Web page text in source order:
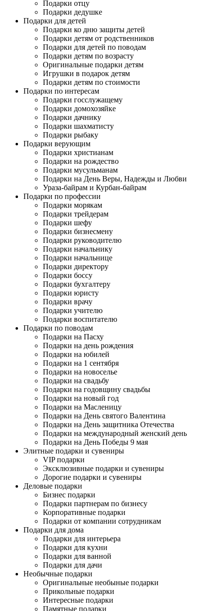
Подарки отцу
Подарки дедушке
Подарки для детей
Подарки ко дню защиты детей
Подарки детям от родственников
Подарки для детей по поводам
Подарки детям по возрасту
Оригинальные подарки детям
Игрушки в подарок детям
Подарки детям по стоимости
Подарки по интересам
Подарки госслужащему
Подарки домохозяйке
Подарки дачнику
Подарки шахматисту
Подарки рыбаку
Подарки верующим
Подарки христианам
Подарки на рождество
Подарки мусульманам
Подарки на День Веры, Надежды и Любви
Ураза-байрам и Курбан-байрам
Подарки по профессии
Подарки морякам
Подарки трейдерам
Подарки шефу
Подарки бизнесмену
Подарки руководителю
Подарки начальнику
Подарки начальнице
Подарки директору
Подарки боссу
Подарки бухгалтеру
Подарки юристу
Подарки врачу
Подарки учителю
Подарки воспитателю
Подарки по поводам
Подарки на Пасху
Подарки на день рождения
Подарки на юбилей
Подарки на 1 сентября
Подарки на новоселье
Подарки на свадьбу
Подарки на годовщину свадьбы
Подарки на новый год
Подарки на Масленицу
Подарки на День святого Валентина
Подарки на День защитника Отечества
Подарки на международный женский день
Подарки на День Победы 9 мая
Элитные подарки и сувениры
VIP подарки
Эксклюзивные подарки и сувениры
Дорогие подарки и сувениры
Деловые подарки
Бизнес подарки
Подарки партнерам по бизнесу
Корпоративные подарки
Подарки от компании сотрудникам
Подарки для дома
Подарки для интерьера
Подарки для кухни
Подарки для ванной
Подарки для дачи
Необычные подарки
Оригинальные необыные подарки
Прикольные подарки
Интересные подарки
Памятные подарки